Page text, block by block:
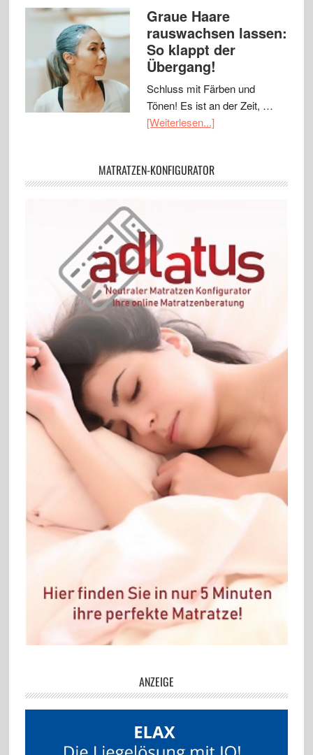
Graue Haare
rauswachsen lassen:
So klappt der
Übergang!
Schluss mit Färben und
Tönen! Es ist an der Zeit, …
[Weiterlesen...]
MATRATZEN-KONFIGURATOR
ANZEIGE